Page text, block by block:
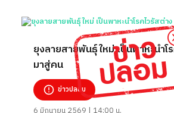
ยุงลายสายพันธุ์ใหม่ เป็นพาหะนำโ
มาสู่คน
ข่าวปลอม